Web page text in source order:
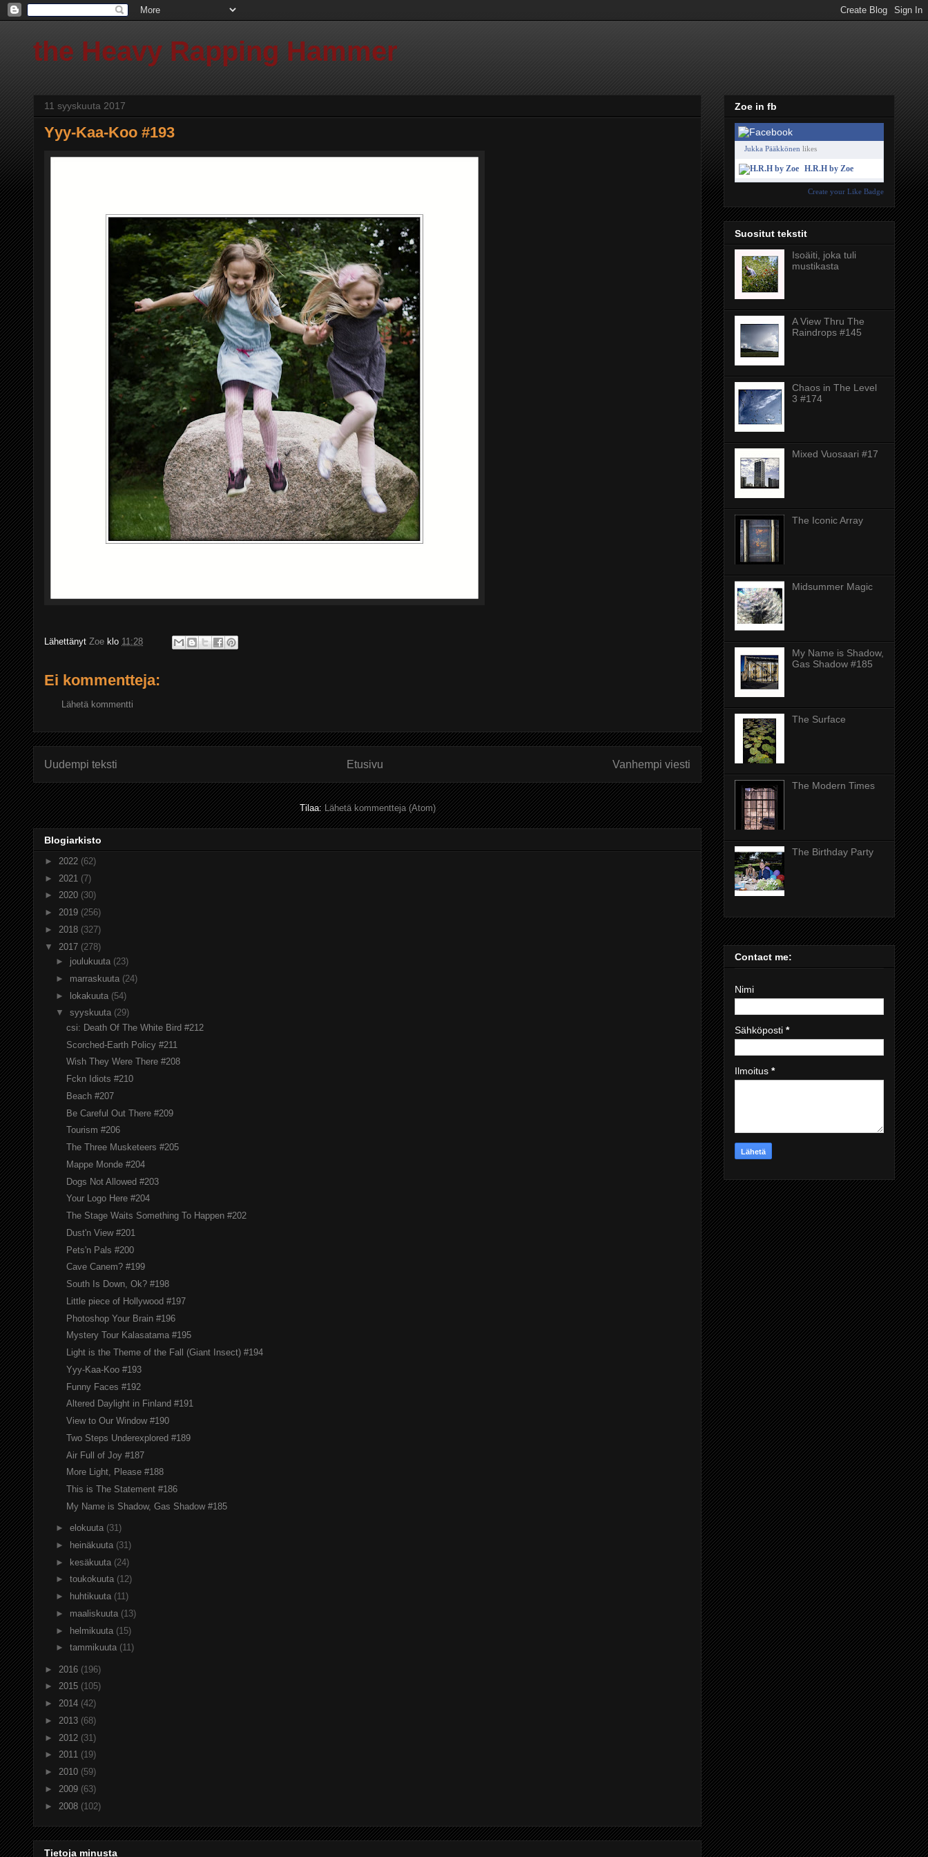
the Heavy Rapping Hammer
11 syyskuuta 2017
Yyy-Kaa-Koo #193
Lähettänyt Zoe klo 11:28
Ei kommentteja:
Lähetä kommentti
Uudempi teksti Vanhempi viesti
Etusivu
Tilaa:Lähetä kommentteja (Atom)
Blogiarkisto
► 2022 (62)
► 2021 (7)
► 2020 (30)
► 2019 (256)
► 2018 (327)
▼ 2017 (278)
► joulukuuta (23)
► marraskuuta (24)
► lokakuuta (54)
▼ syyskuuta (29)
csi: Death Of The White Bird #212
Scorched-Earth Policy #211
Wish They Were There #208
Fckn Idiots #210
Beach #207
Be Careful Out There #209
Tourism #206
The Three Musketeers #205
Mappe Monde #204
Dogs Not Allowed #203
Your Logo Here #204
The Stage Waits Something To Happen #202
Dust'n View #201
Pets'n Pals #200
Cave Canem? #199
South Is Down, Ok? #198
Little piece of Hollywood #197
Photoshop Your Brain #196
Mystery Tour Kalasatama #195
Light is the Theme of the Fall (Giant Insect) #194
Yyy-Kaa-Koo #193
Funny Faces #192
Altered Daylight in Finland #191
View to Our Window #190
Two Steps Underexplored #189
Air Full of Joy #187
More Light, Please #188
This is The Statement #186
My Name is Shadow, Gas Shadow #185
► elokuuta (31)
►
heinäkuuta (31)
► kesäkuuta (24)
► toukokuuta (12)
►
huhtikuuta (11)
► maaliskuuta (13)
► helmikuuta (15)
► tammikuuta (11)
► 2016 (196)
► 2015 (105)
► 2014 (42)
► 2013 (68)
► 2012 (31)
► 2011 (19)
► 2010 (59)
► 2009 (63)
► 2008 (102)
Tietoja minusta
Zoe in fb
Jukka Pääkkönen likes
H.R.H by Zoe
Create your Like Badge
Suositut tekstit
Isoäiti, joka tuli
mustikasta
A View Thru The
Raindrops #145
Chaos in The Level
3 #174
Mixed Vuosaari #17
The Iconic Array
Midsummer Magic
My Name is Shadow,
Gas Shadow #185
The Surface
The Modern Times
The Birthday Party
Contact me:
Nimi
Sähköposti *
Ilmoitus *